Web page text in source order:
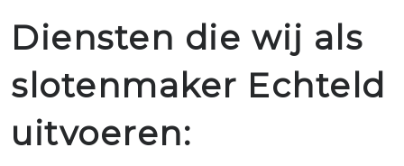
Diensten die wij als
slotenmaker Echteld
uitvoeren: